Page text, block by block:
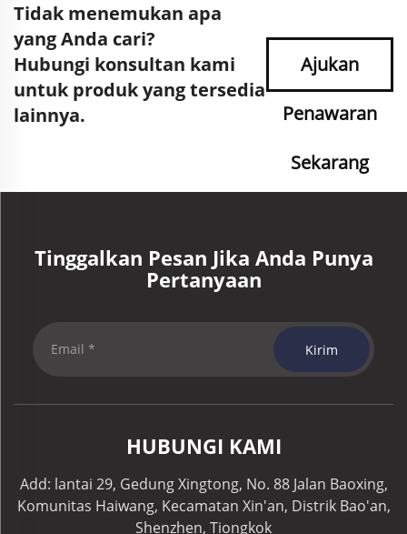
Tidak menemukan apa
yang Anda cari?
Hubungi konsultan kami
untuk produk yang tersedia
lainnya.
Ajukan
Penawaran
Sekarang
Tinggalkan Pesan Jika Anda Punya
Pertanyaan
Kirim
HUBUNGI KAMI
Add: lantai 29, Gedung Xingtong, No. 88 Jalan Baoxing,
Komunitas Haiwang, Kecamatan Xin'an, Distrik Bao'an,
Shenzhen, Tiongkok